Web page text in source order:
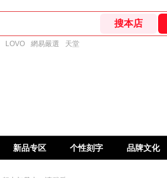
LOVO 網易嚴選 天堂
新品专区 个性刻字 品牌文化